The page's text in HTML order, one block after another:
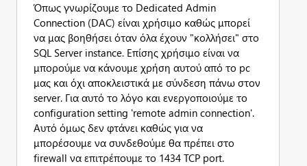
Όπως γνωρίζουμε το Dedicated Admin
Connection (DAC) είναι χρήσιμο καθώς μπορεί
να μας βοηθήσει όταν όλα έχουν "κολλήσει" στο
SQL Server instance. Επίσης χρήσιμο είναι να
μπορούμε να κάνουμε χρήση αυτού από το pc
μας και όχι αποκλειστικά με σύνδεση πάνω στον
server. Για αυτό το λόγο και ενεργοποιούμε το
configuration setting 'remote admin connection'.
Αυτό όμως δεν φτάνει καθώς για να
μπορέσουμε να συνδεθούμε θα πρέπει στο
firewall να επιτρέπουμε το 1434 TCP port.